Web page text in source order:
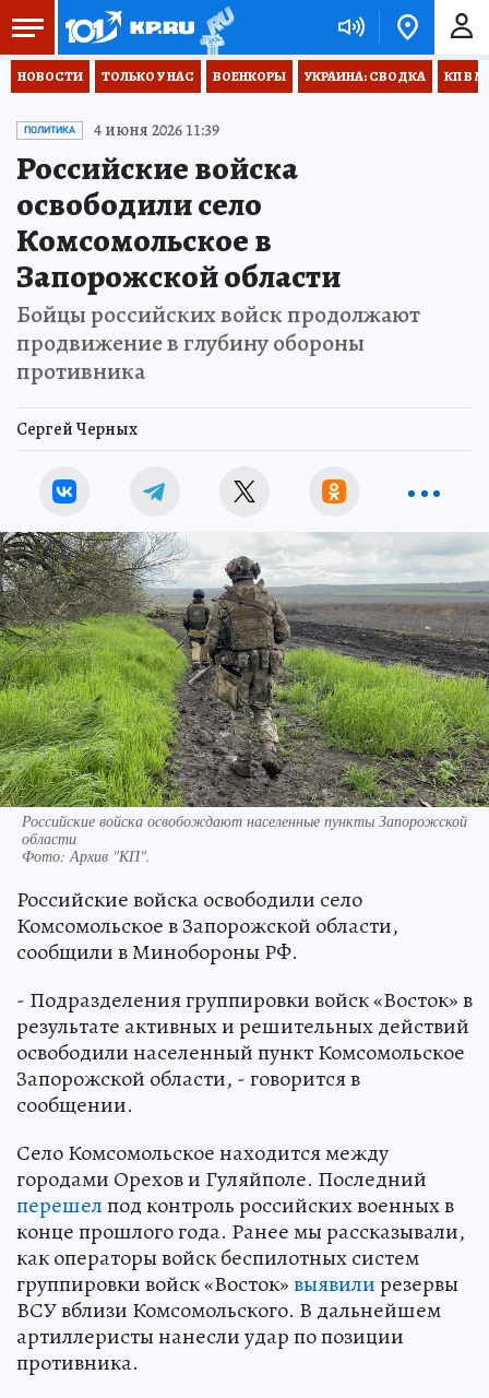
НОВОСТИ ТОЛЬКО У НАС ВОЕНКОРЫ УКРАИНА: СВОДКА КП В
ПОЛИТИКА 4 июня 2026 11:39
Российские войска
освободили село
Комсомольское в
Запорожской области
Бойцы российских войск продолжают
продвижение в глубину обороны
противника
Сергей Черных
Российские войска освобождают населенные пункты Запорожской
области
Фото:Архив "КП".
Российские войска освободили село
Комсомольское в Запорожской области,
сообщили в Минобороны РФ.
- Подразделения группировки войск «Восток» в
результате активных и решительных действий
освободили населенный пункт Комсомольское
Запорожской области, - говорится в
сообщении.
Село Комсомольское находится между
городами Орехов и Гуляйполе. Последний
перешелпод контроль российских военных в
конце прошлого года. Ранее мы рассказывали,
как операторы войск беспилотных систем
группировки войск «Восток»выявилирезервы
ВСУ вблизи Комсомольского. В дальнейшем
артиллеристы нанесли удар по позиции
противника.